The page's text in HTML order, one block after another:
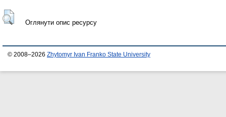
Оглянути опис ресурсу
© 2008–2026 Zhytomyr Ivan Franko State University